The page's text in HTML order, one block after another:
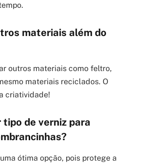
materiais além do
outros materiais como feltro,
materiais reciclados. O
criatividade!
de verniz para
ótima opção, pois protege a